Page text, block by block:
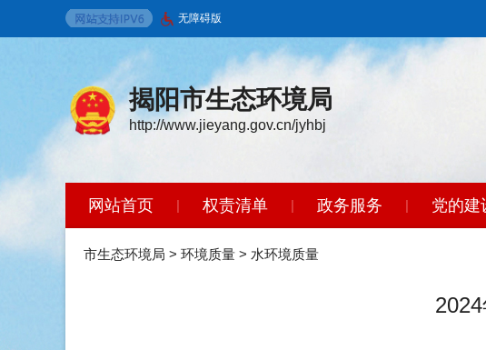
无障碍版
揭阳市生态环境局
http://www.jieyang.gov.cn/jyhbj
网站首页 | 权责清单 | 政务服务 | 党的建
环境保护标准 | 政策法规
市生态环境局 > 环境质量 > 水环境质量